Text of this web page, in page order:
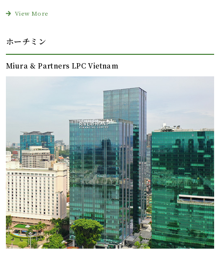
View More
ホーチミン
Miura & Partners LPC Vietnam